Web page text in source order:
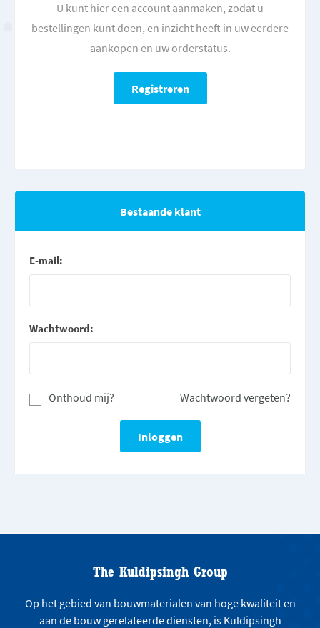
U kunt hier een account aanmaken, zodat u
bestellingen kunt doen, en inzicht heeft in uw eerdere
aankopen en uw orderstatus.
Bestaande klant
E-mail:
Wachtwoord:
Wachtwoord vergeten?
Onthoud mij?
The Kuldipsingh Group
Op het gebied van bouwmaterialen van hoge kwaliteit en
aan de bouw gerelateerde diensten, is Kuldipsingh